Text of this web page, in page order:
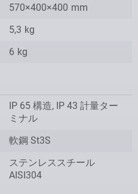
570×400×400 mm
5,3 kg
6 kg
IP 65 構造, IP 43 計量ター
ミナル
軟鋼 St3S
ステンレススチール
AISI304